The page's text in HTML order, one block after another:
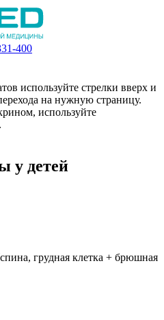
400
используйте стрелки вверх и
на нужную страницу.
используйте
у детей
грудная клетка + брюшная